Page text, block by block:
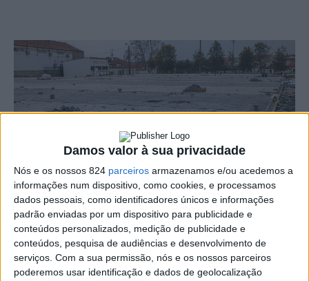
Damos valor à sua privacidade
Nós e os nossos 824 parceiros armazenamos e/ou acedemos a
informações num dispositivo, como cookies, e processamos
dados pessoais, como identificadores únicos e informações
padrão enviadas por um dispositivo para publicidade e
conteúdos personalizados, medição de publicidade e
conteúdos, pesquisa de audiências e desenvolvimento de
serviços. Com a sua permissão, nós e os nossos parceiros
poderemos usar identificação e dados de geolocalização
Terminada uma primeira fase mais complexa,